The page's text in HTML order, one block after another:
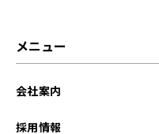
メニュー
会社案内
採用情報